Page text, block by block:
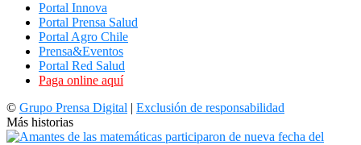
Portal Innova
Portal Prensa Salud
Portal Agro Chile
Prensa&Eventos
Portal Red Salud
Paga online aquí
© Grupo Prensa Digital | Exclusión de responsabilidad
Más historias